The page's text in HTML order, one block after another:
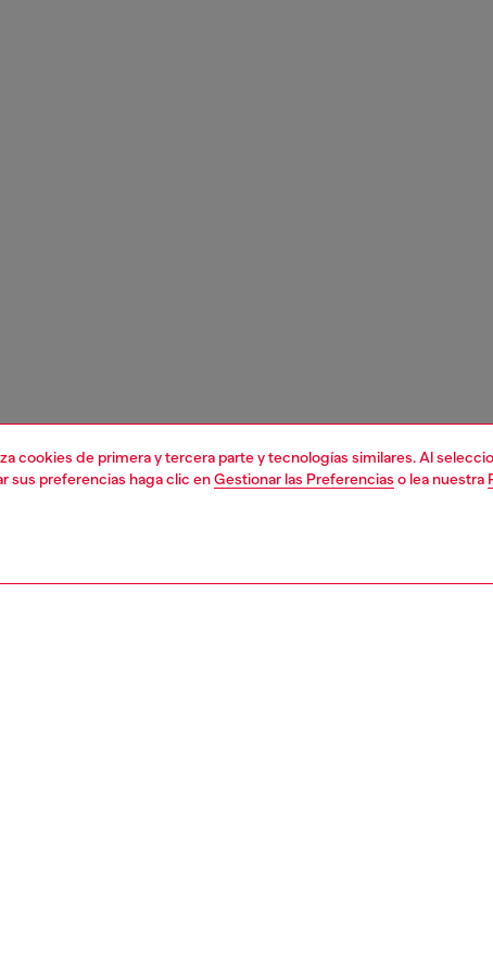
cookies de primera y tercera parte y tecnologías similares. Al
sus preferencias haga clic enGestionar las Preferencias o lea nuestra